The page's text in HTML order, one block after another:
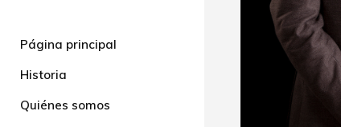
Página principal
Historia
Quiénes somos